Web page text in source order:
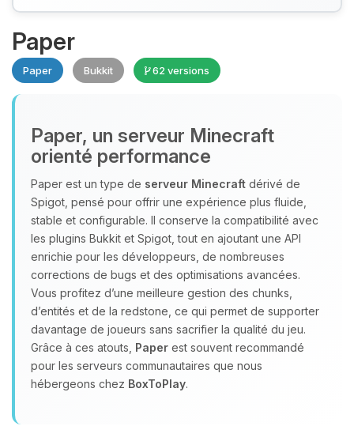
Paper
Paper Bukkit 62 versions
Paper, un serveur Minecraft
orienté performance
Paper est un type de serveur Minecraft dérivé de
Spigot, pensé pour offrir une expérience plus fluide,
stable et configurable. Il conserve la compatibilité avec
les plugins Bukkit et Spigot, tout en ajoutant une API
enrichie pour les développeurs, de nombreuses
corrections de bugs et des optimisations avancées.
Vous profitez d’une meilleure gestion des chunks,
d’entités et de la redstone, ce qui permet de supporter
davantage de joueurs sans sacrifier la qualité du jeu.
Grâce à ces atouts, Paper est souvent recommandé
pour les serveurs communautaires que nous
hébergeons chez BoxToPlay.
Youpi, enfin quelqu’un pour me
parler ! Moi c’est Choupy, ton petit
assistant BoxToPlay. Dis-moi ce dont
tu as besoin et je vais remuer mes
petits circuits pour t’aider.
08/08/2026 à 13:24